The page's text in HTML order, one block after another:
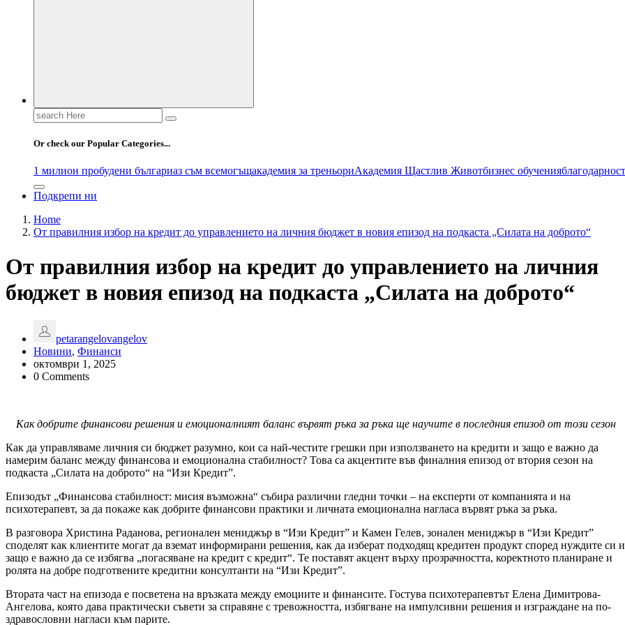
Search
for:
Or check our Popular Categories...
1 милион пробудени българиаз съм всемогъщакадемия за треньориАкадемия Щастлив Животбизнес обученияблагодарност
Подкрепи ни
Home
От правилния избор на кредит до управлението на личния бюджет в новия епизод на подкаста „Силата на доброто“
От правилния избор на кредит до управлението на личния
бюджет в новия епизод на подкаста „Силата на доброто“
petarangelovangelov
Новини, Финанси
октомври 1, 2025
0 Comments
Как добрите финансови решения и емоционалният баланс вървят ръка за ръка ще научите в последния епизод от този сезон
Как да управляваме личния си бюджет разумно, кои са най-честите грешки при използването на кредити и защо е важно да
намерим баланс между финансова и емоционална стабилност? Това са акцентите във финалния епизод от втория сезон на
подкаста „Силата на доброто“ на “Изи Кредит”.
Епизодът „Финансова стабилност: мисия възможна“ събира различни гледни точки – на експерти от компанията и на
психотерапевт, за да покаже как добрите финансови практики и личната емоционална нагласа вървят ръка за ръка.
В разговора Христина Раданова, регионален мениджър в “Изи Кредит” и Камен Гелев, зонален мениджър в “Изи Кредит”
споделят как клиентите могат да вземат информирани решения, как да изберат подходящ кредитен продукт според нуждите си и
защо е важно да се избягва „погасяване на кредит с кредит“. Те поставят акцент върху прозрачността, коректното планиране и
ролята на добре подготвените кредитни консултанти на “Изи Кредит”.
Втората част на епизода е посветена на връзката между емоциите и финансите. Гостува психотерапевтът Елена Димитрова-
Ангелова, която дава практически съвети за справяне с тревожността, избягване на импулсивни решения и изграждане на по-
здравословни нагласи към парите.